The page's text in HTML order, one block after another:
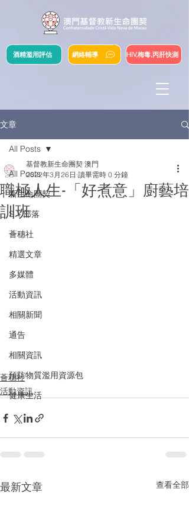
網絡輔導
酒精濫用評估 HIV,梅毒,丙肝快測
文章
All Posts
新生命團契
S.Y.部落
薈穗社
精選文章
多媒體
活動資訊
相關新聞
通告
相關資訊
預防物質濫用資源包
健康生活
All Posts
職極人生-「好煮意」廚藝培
訓班
基督教新生命團契 澳門
2022年3月26日 讀畢需時 0 分鐘
薈穗社
活動資訊
最新文章 查看全部